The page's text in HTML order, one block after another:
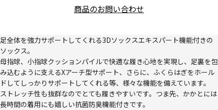
商品のお問い合わせ
足全体を強力サポートしてくれる3Dソックスエキスパート機能付きの
ソックス。
母指球、小指球クッションパイルで快適な履き心地を実現し、足裏を包
み込むように支えるXアーチ型サポート、さらに、ふくらはぎをホール
ドしてしっかりサポートしてくれる等、様々な機能を備えています。
ストレッチ性も抜群なのでとても履きやすいです。つま先、かかとには
長時間の着用にも嬉しい抗菌防臭機能付きです。